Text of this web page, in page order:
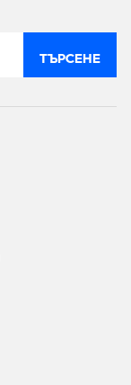
ТЪРСЕНЕ